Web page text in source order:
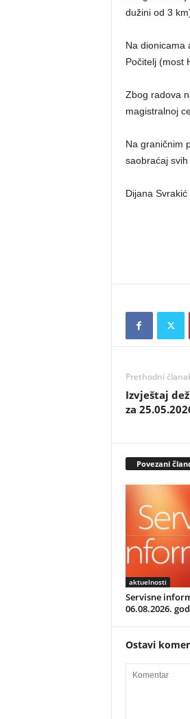
dužini od 3
Na dionicama
Počitelj (most
Zbog radova
magistralnoj
Na graničnim
saobraćaj
Dijana Svrakić
Prethodni
Izvještaj
za
Povezani
aktuelnosti
Servisne
06.08.2026.
Ostavi